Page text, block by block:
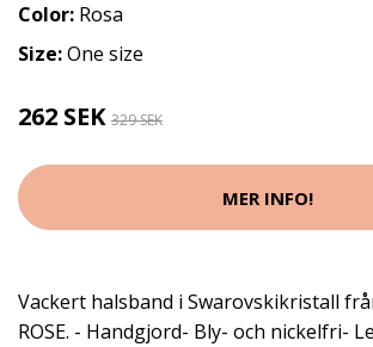
Color: Rosa
Size:One size
262 SEK 329 SEK
MER INFO!
Vackert halsband i Swarovskikristall
ROSE. - Handgjord- Bly- och nickelfri-